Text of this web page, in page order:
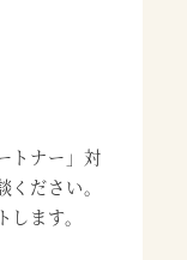
トナー」対
ださい。
ます。